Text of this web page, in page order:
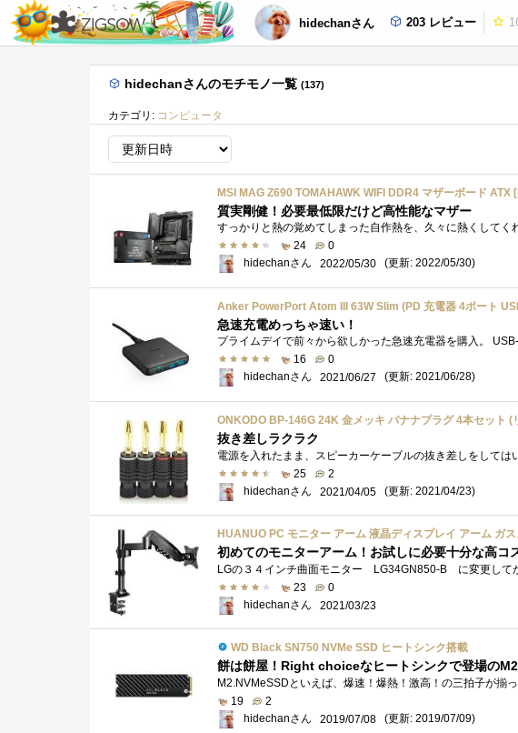
hidechanさん 203 レビュー
hidechanさんのモチモノ一覧 (137)
カテゴリ: コンピュータ
MSI MAG Z690 TOMAHAWK WIFI DDR4 マザーボード
質実剛健！必要最低限だけど高性能なマザー
24
0
hidechanさん
2022/05/30 (更新: 2022/05/30)
急速充電めっちゃ速い！
16
0
hidechanさん
2021/06/27 (更新: 2021/06/28)
ONKODO BP-146G 24K 金メッキ バナナプラグ 4本セット (
抜き差しラクラク
25
2
hidechanさん
2021/04/05 (更新: 2021/04/23)
HUANUO PC モニター アーム 液晶ディスプレイ アーム ガ
初めてのモニターアーム！お試しに必要十分な高コ
23
0
hidechanさん
2021/03/23
WD Black SN750 NVMe SSD ヒートシンク搭載
餅は餅屋！Right choiceなヒートシンクで登場の
19
2
hidechanさん
2019/07/08 (更新: 2019/07/09)